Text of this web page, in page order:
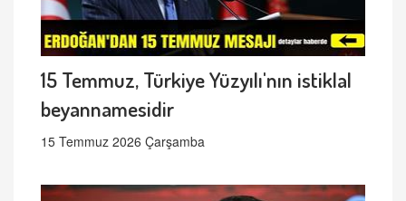
15 Temmuz, Türkiye Yüzyılı'nın istiklal
beyannamesidir
15 Temmuz 2026 Çarşamba